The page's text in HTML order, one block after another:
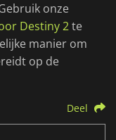
onze
Destiny 2te
manier om
op de
Deel